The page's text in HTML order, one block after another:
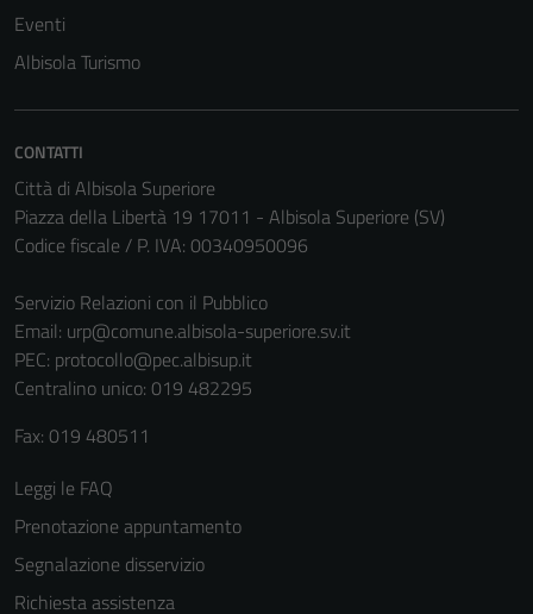
Eventi
Albisola Turismo
CONTATTI
Città di Albisola Superiore
Piazza della Libertà 19 17011 - Albisola Superiore (SV)
Codice fiscale / P. IVA: 00340950096
Servizio Relazioni con il Pubblico
Email: urp@comune.albisola-superiore.sv.it
PEC: protocollo@pec.albisup.it
Centralino unico: 019 482295
Fax: 019 480511
Leggi le FAQ
Prenotazione appuntamento
Segnalazione disservizio
Richiesta assistenza